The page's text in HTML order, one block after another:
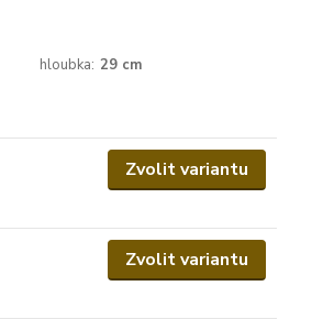
hloubka: 29 cm
Zvolit variantu
Zvolit variantu